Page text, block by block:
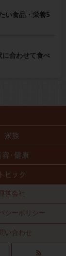
い食品・栄養5
に合わせて食べ
営会社
シーポリシー
い合わせ